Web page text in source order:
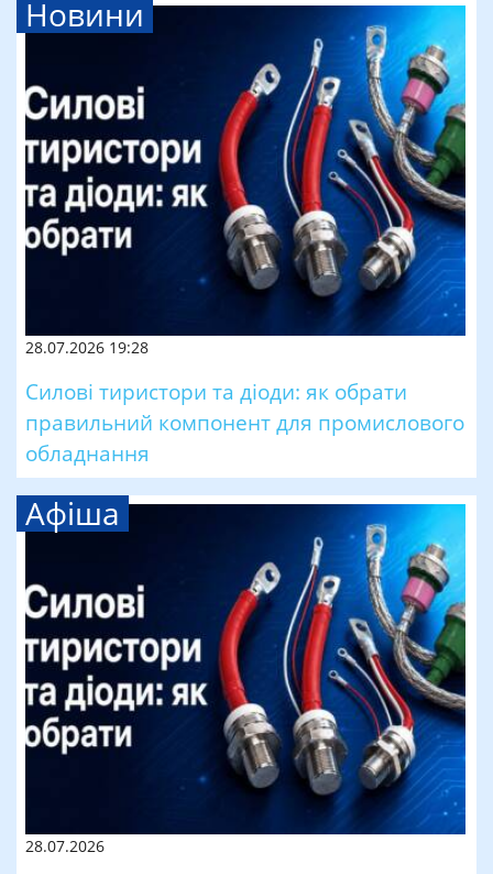
Новини
28.07.2026 19:28
Силові тиристори та діоди: як обрати
правильний компонент для промислового
обладнання
Афіша
28.07.2026